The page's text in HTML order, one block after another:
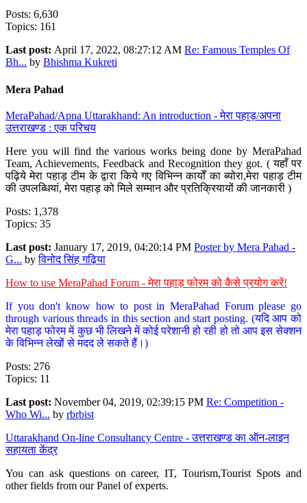
Posts: 6,630
Topics: 161
Last post: April 17, 2022, 08:27:12 AM Re: Famous Temples Of
Bh... by Bhishma Kukreti
Mera Pahad
MeraPahad/Apna Uttarakhand: An introduction - मेरा पहाड़/अपना
उत्तराखण्ड : एक परिचय
Here you will find the various works being done by MeraPahad
Team, Achievements, Feedback and Recognition they got. ( यहाँ पर
पढ़िये मेरा पहाड़ टीम के द्वारा किये गए विभिन्न कार्यों का ब्योरा,मेरा पहाड़ टीम
की उपलब्धियां, मेरा पहाड़ को मिले सम्मान और प्रतिक्रियायों की जानकारी )
Posts: 1,378
Topics: 35
Last post: January 17, 2019, 04:20:14 PM Poster by Mera Pahad -
G... byविनोद सिंह गढ़िया
How to use MeraPahad Forum - मेरा पहाड़ फोरम को कैसे प्रयोग करें!
If you don't know how to post in MeraPahad Forum please go
through various threads in this section and start posting. (यदि आप को
मेरा पहाड़ फोरम में कुछ भी लिखने में कोई परेशानी हो रही हो तो आप इस सेक्शन
के विभिन्न लेखों से मदद ले सकते हैं।)
Posts: 276
Topics: 11
Last post: November 04, 2019, 02:39:15 PM Re: Competition -
Who Wi... by rbrbist
Uttarakhand On-line Consultancy Centre - उत्तराखण्ड का ऑन-लाइन
सहायता केंद्र
You can ask questions on career, IT, Tourism,Tourist Spots and
other fields from our Panel of experts.